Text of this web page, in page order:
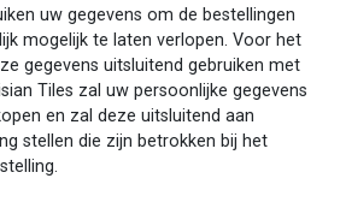
uw gegevens om de bestellingen
mogelijk te laten verlopen. Voor het
gegevens uitsluitend gebruiken met
Tiles zal uw persoonlijke gegevens
en zal deze uitsluitend aan
stellen die zijn betrokken bij het